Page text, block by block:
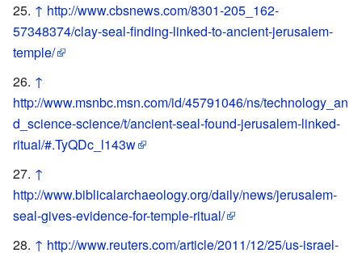
↑ http://www.cbsnews.com/8301-205_162-
57348374/clay-seal-finding-linked-to-ancient-jerusalem-
temple/
↑
http://www.msnbc.msn.com/id/45791046/ns/technology_an
d_science-science/t/ancient-seal-found-jerusalem-linked-
ritual/#.TyQDc_l143w
↑
http://www.biblicalarchaeology.org/daily/news/jerusalem-
seal-gives-evidence-for-temple-ritual/
↑ http://www.reuters.com/article/2011/12/25/us-israel-